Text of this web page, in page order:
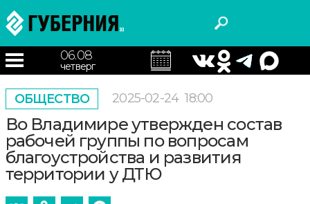
06.08
четверг
ОБЩЕСТВО 2025-02-24 18:00
Во Владимире утвержден состав
рабочей группы по вопросам
благоустройства и развития
территории у ДТЮ